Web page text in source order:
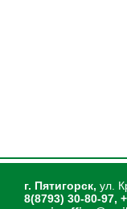
г. Пятигорск, ул.
8(8793) 30-80-97,